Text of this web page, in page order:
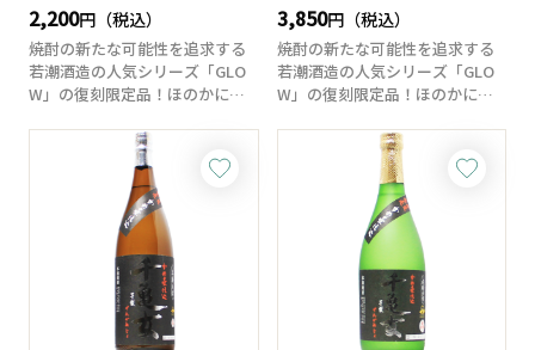
2,200円（税込）
焼酎の新たな可能性を追求する
若潮酒造の人気シリーズ「GLO
W」の復刻限定品！ほのかに漂
3,850円（税込）
焼酎の新たな可能性を追求する
若潮酒造の人気シリーズ「GLO
W」の復刻限定品！ほのかに漂